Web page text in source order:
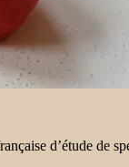
d’étude de